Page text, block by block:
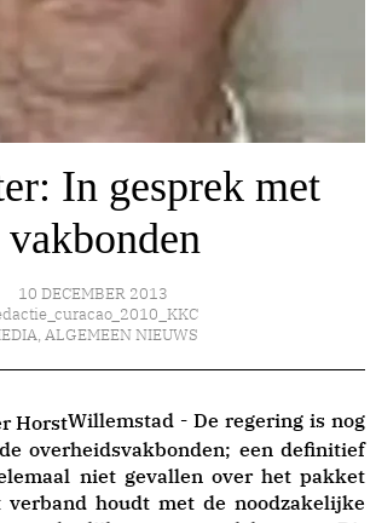
In gesprek met
vakbonden
10 DECEMBER 2013
, ALGEMEEN NIEUWS
Willemstad - De regering is nog
overheidsvakbonden; een definitief
niet gevallen over het pakket
verband houdt met de noodzakelijke